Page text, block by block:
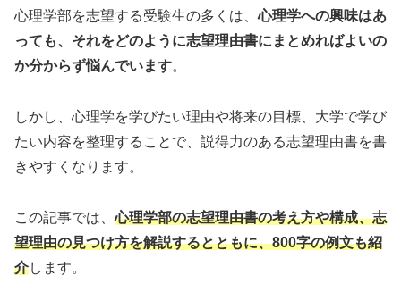
心理学部を志望する受験生の多くは、心理学への興味はあ
っても、それをどのように志望理由書にまとめればよいの
か分からず悩んでいます。
しかし、心理学を学びたい理由や将来の目標、大学で学び
たい内容を整理することで、説得力のある志望理由書を書
きやすくなります。
この記事では、心理学部の志望理由書の考え方や構成、志
望理由の見つけ方を解説するとともに、800字の例文も紹
介します。